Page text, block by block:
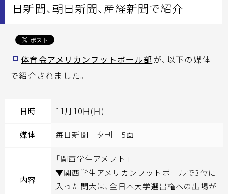
日新聞、朝日新聞、産経新聞で紹介
体育会アメリカンフットボール部が、以下の媒体
で紹介されました。
日時 11月10日(日)
媒体 毎日新聞 夕刊 5面
内容
「関西学生アメフト」
▼関西学生アメリカンフットボールで3位に
入った関大は、全日本大学選出権への出場が